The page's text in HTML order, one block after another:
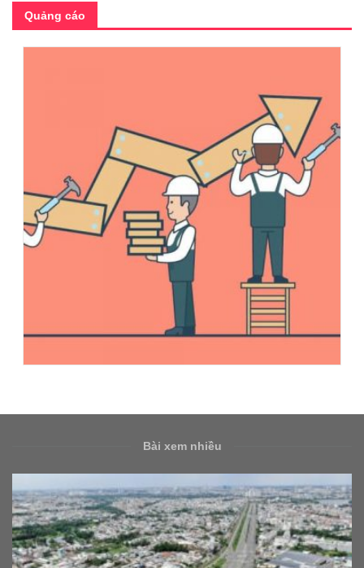
Quảng cáo
Bài xem nhiều